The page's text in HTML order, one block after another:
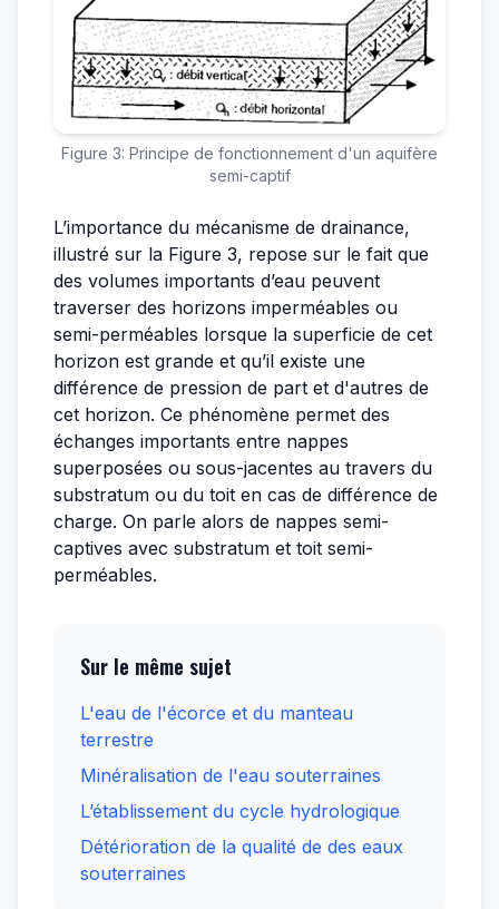
Figure 3: Principe de fonctionnement d'un aquifère
semi-captif
L’importance du mécanisme de drainance,
illustré sur la Figure 3, repose sur le fait que
des volumes importants d’eau peuvent
traverser des horizons imperméables ou
semi-perméables lorsque la superficie de cet
horizon est grande et qu’il existe une
différence de pression de part et d'autres de
cet horizon. Ce phénomène permet des
échanges importants entre nappes
superposées ou sous-jacentes au travers du
substratum ou du toit en cas de différence de
charge. On parle alors de nappes semi-
captives avec substratum et toit semi-
perméables.
Sur le même sujet
L'eau de l'écorce et du manteau
terrestre
Minéralisation de l'eau souterraines
L’établissement du cycle hydrologique
Détérioration de la qualité de des eaux
souterraines